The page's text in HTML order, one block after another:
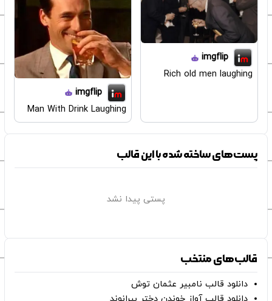
imgflip
Rich old men laughing
imgflip
Man With Drink Laughing
پست‌های ساخته شده با این قالب
پستی پیدا نشد
قالب‌های منتخب
دانلود قالب نامبیر عثمان ‌توش
دانلود قالب آواز خوندن دختر بیرانوند